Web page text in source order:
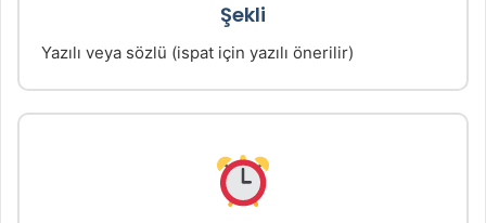
Şekli
Yazılı veya sözlü (ispat için yazılı önerilir)